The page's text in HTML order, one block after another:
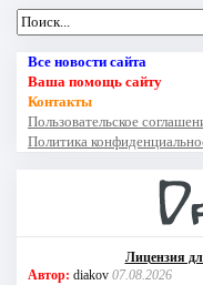
Все новости сайта
Ваша помощь сайту
Контакты
Пользовательское
Политика
Лицензия
Автор: diakov 07.08.2026